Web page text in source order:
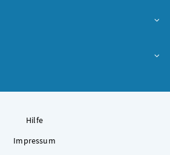
Hilfe
Impressum